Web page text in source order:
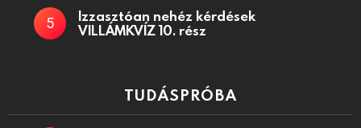
Izzasztóan nehéz kérdések
VILLÁMKVÍZ 10. rész
TUDÁSPRÓBA